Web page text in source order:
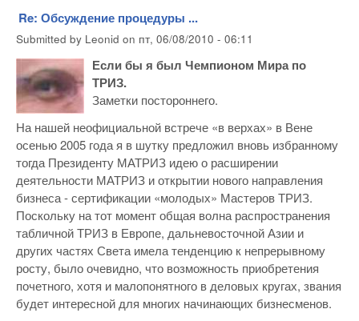
Re: Обсуждение процедуры ...
Submitted by Leonid on пт, 06/08/2010 - 06:11
Если бы я был Чемпионом Мира по
ТРИЗ.
Заметки постороннего.
На нашей неофициальной встрече «в верхах» в Вене
осенью 2005 года я в шутку предложил вновь избранному
тогда Президенту МАТРИЗ идею о расширении
деятельности МАТРИЗ и открытии нового направления
бизнеса - сертификации «молодых» Мастеров ТРИЗ.
Поскольку на тот момент общая волна распространения
табличной ТРИЗ в Европе, дальневосточной Азии и
других частях Света имела тенденцию к непрерывному
росту, было очевидно, что возможность приобретения
почетного, хотя и малопонятного в деловых кругах, звания
будет интересной для многих начинающих бизнесменов.